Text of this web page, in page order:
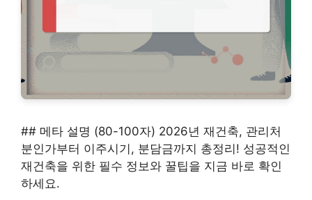
## 메타 설명 (80-100자) 2026년 재건축, 관리처
분인가부터 이주시기, 분담금까지 총정리! 성공적인
재건축을 위한 필수 정보와 꿀팁을 지금 바로 확인
하세요.